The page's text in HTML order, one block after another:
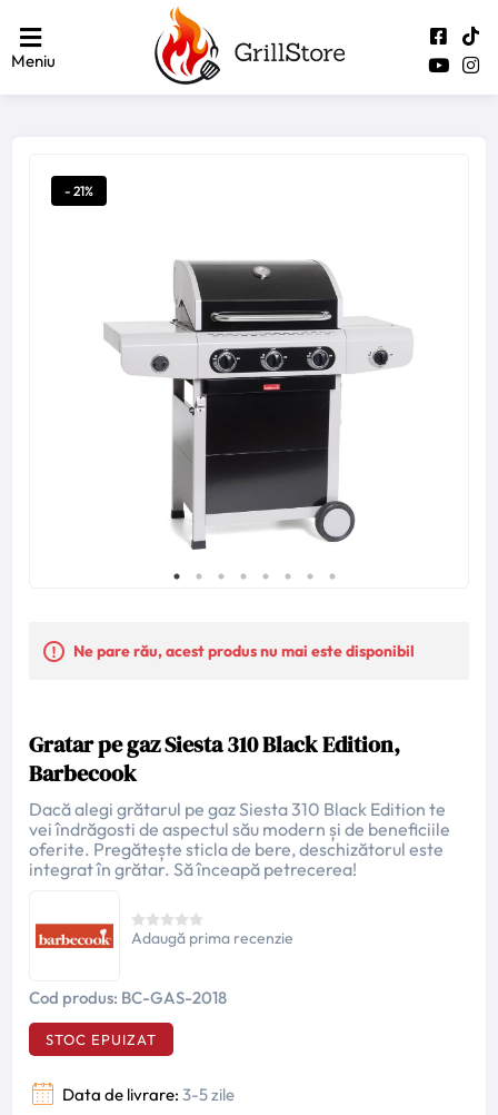
Meniu
- 21%
Ne pare rău, acest produs nu mai este disponibil
Gratar pe gaz Siesta 310 Black Edition,
Barbecook
Dacă alegi grătarul pe gaz Siesta 310 Black Edition te
vei îndrăgosti de aspectul său modern și de beneficiile
oferite. Pregătește sticla de bere, deschizătorul este
integrat în grătar. Să înceapă petrecerea!
Adaugă prima recenzie
Cod produs: BC-GAS-2018
STOC EPUIZAT
Data de livrare: 3-5 zile